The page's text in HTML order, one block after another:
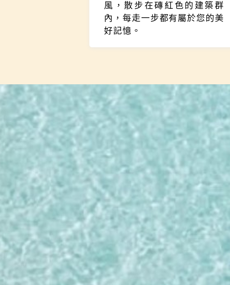
風，散步在磚紅色的建築群
內，每走一步都有屬於您的美
好記憶。